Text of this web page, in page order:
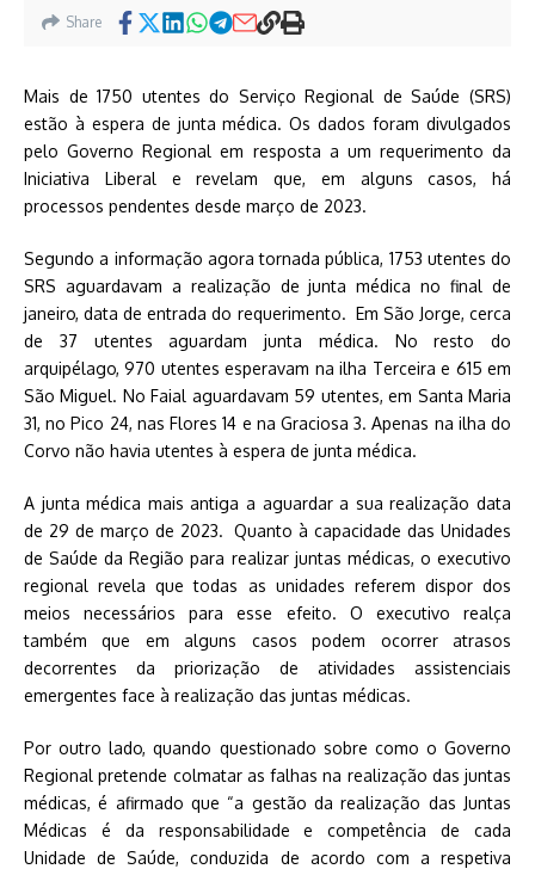
Share
Mais de 1750 utentes do Serviço Regional de Saúde (SRS)
estão à espera de junta médica. Os dados foram divulgados
pelo Governo Regional em resposta a um requerimento da
Iniciativa Liberal e revelam que, em alguns casos, há
processos pendentes desde março de 2023.
Segundo a informação agora tornada pública, 1753 utentes do
SRS aguardavam a realização de junta médica no final de
janeiro, data de entrada do requerimento. Em São Jorge, cerca
de 37 utentes aguardam junta médica. No resto do
arquipélago, 970 utentes esperavam na ilha Terceira e 615 em
São Miguel. No Faial aguardavam 59 utentes, em Santa Maria
31, no Pico 24, nas Flores 14 e na Graciosa 3. Apenas na ilha do
Corvo não havia utentes à espera de junta médica.
A junta médica mais antiga a aguardar a sua realização data
de 29 de março de 2023. Quanto à capacidade das Unidades
de Saúde da Região para realizar juntas médicas, o executivo
regional revela que todas as unidades referem dispor dos
meios necessários para esse efeito. O executivo realça
também que em alguns casos podem ocorrer atrasos
decorrentes da priorização de atividades assistenciais
emergentes face à realização das juntas médicas.
Por outro lado, quando questionado sobre como o Governo
Regional pretende colmatar as falhas na realização das juntas
médicas, é afirmado que “a gestão da realização das Juntas
Médicas é da responsabilidade e competência de cada
Unidade de Saúde, conduzida de acordo com a respetiva